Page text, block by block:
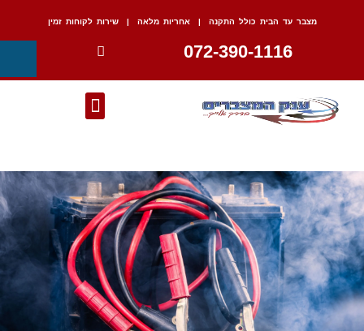
מצבר עד הבית כולל התקנה | אחריות מלאה | שירות לקוחות זמין
072-390-1116